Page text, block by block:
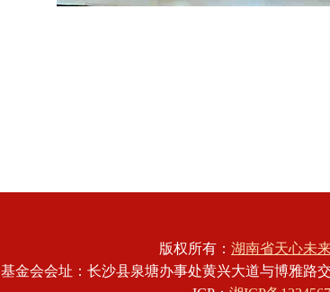
版权所有： 湖南省天心未
基金会会址：长沙县泉塘办事处黄兴大道与博雅路